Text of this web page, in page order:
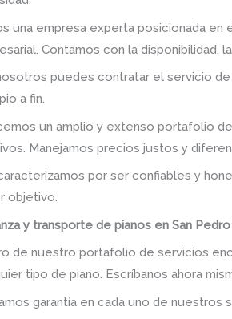
una empresa experta posicionada
Contamos con la disponibilidad,
puedes contratar el servicio
a fin.
un amplio y extenso portafolio
Manejamos precios justos y
por ser confiables y
objetivo.
y transporte de pianos en San
de nuestro portafolio de servicios
tipo de piano. Escríbanos ahora
garantía en cada uno de